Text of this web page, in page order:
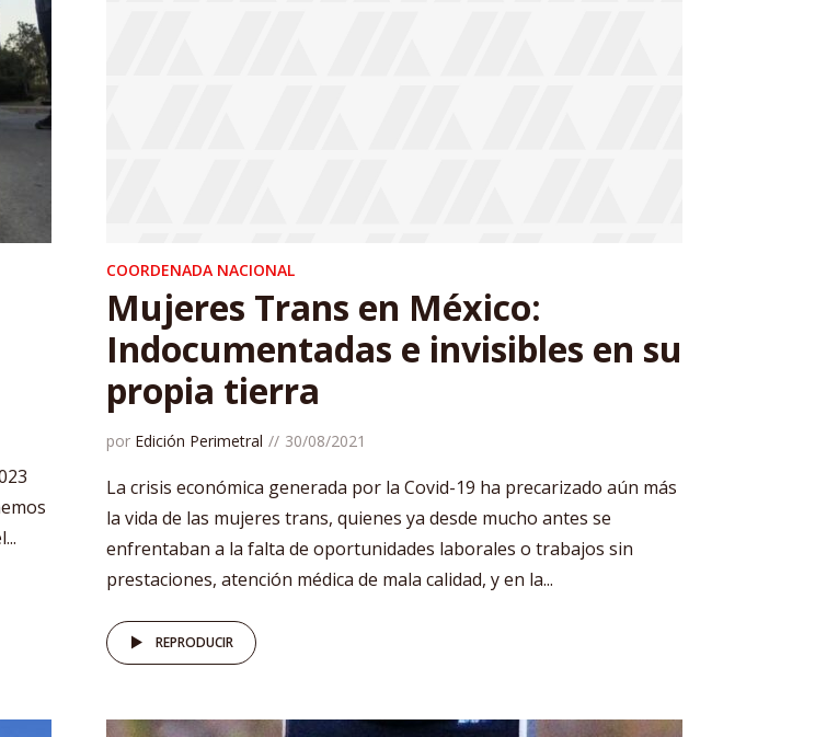
COORDENADA NACIONAL
Mujeres Trans en México:
Indocumentadas e invisibles en su
propia tierra
por Edición Perimetral 30/08/2021
La crisis económica generada por la Covid-19 ha precarizado aún más
la vida de las mujeres trans, quienes ya desde mucho antes se
enfrentaban a la falta de oportunidades laborales o trabajos sin
prestaciones, atención médica de mala calidad, y en la...
REPRODUCIR